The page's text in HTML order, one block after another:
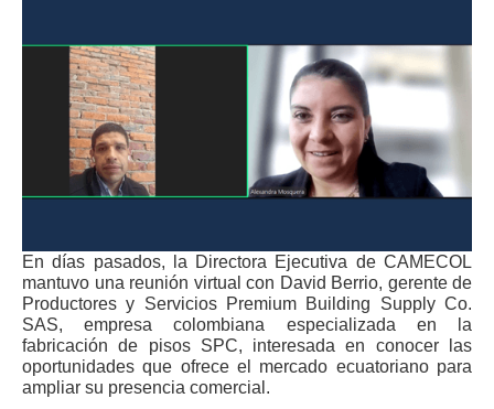
En días pasados, la Directora Ejecutiva de CAMECOL
mantuvo una reunión virtual con David Berrio, gerente de
Productores y Servicios Premium Building Supply Co.
SAS, empresa colombiana especializada en la
fabricación de pisos SPC, interesada en conocer las
oportunidades que ofrece el mercado ecuatoriano para
ampliar su presencia comercial.